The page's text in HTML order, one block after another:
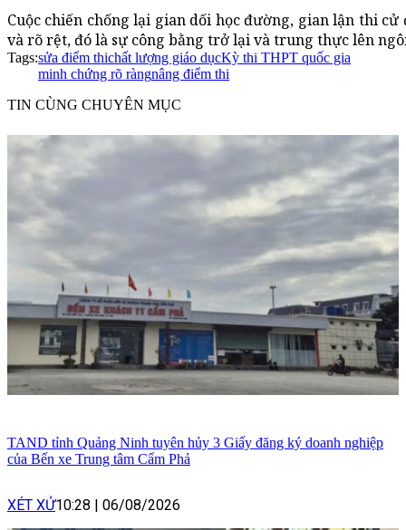
Cuộc chiến chống lại gian dối học đường, gian lận thi
và rõ rệt, đó là sự công bằng trở lại và trung thực lên
Tags:sửa điểm thichất lượng giáo dụcKỳ thi THPT quốc gia
minh chứng rõ ràngnâng điểm thi
TIN CÙNG CHUYÊN MỤC
TAND tỉnh Quảng Ninh tuyên hủy 3 Giấy đăng ký doanh nghiệp
của Bến xe Trung tâm Cẩm Phả
XÉT XỬ10:28 | 06/08/2026